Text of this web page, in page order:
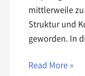
mittlerweile zu
Struktur und
geworden. In
Read More »